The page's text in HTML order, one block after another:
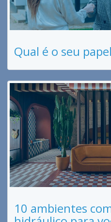
Qual é o seu
10 ambientes